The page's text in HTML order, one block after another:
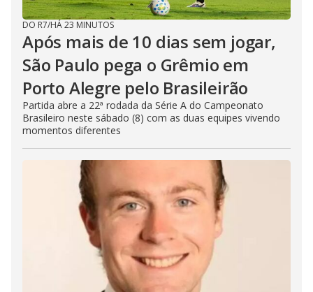
DO R7/HÁ 23 MINUTOS
Após mais de 10 dias sem jogar,
São Paulo pega o Grêmio em
Porto Alegre pelo Brasileirão
Partida abre a 22ª rodada da Série A do Campeonato
Brasileiro neste sábado (8) com as duas equipes vivendo
momentos diferentes